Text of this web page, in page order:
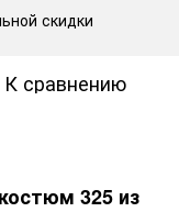
скидки
К сравнению
325 из